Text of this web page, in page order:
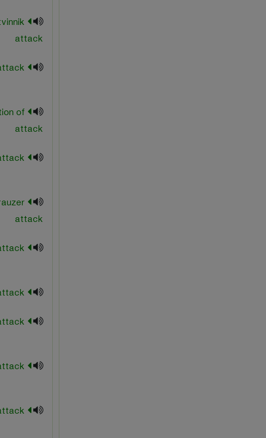
attack
of
attack
attack